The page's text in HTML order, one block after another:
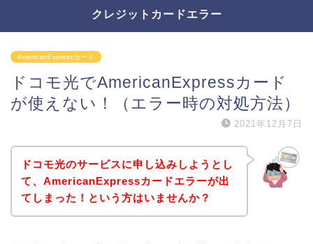
クレジットカードエラー
AmericanExpressカード
ドコモ光でAmericanExpressカード
が使えない！（エラー時の対処方法）
2021年12月7日
ドコモ光のサービスに申し込みしようとし
て、AmericanExpressカードエラーが出
てしまった！という方はいませんか？